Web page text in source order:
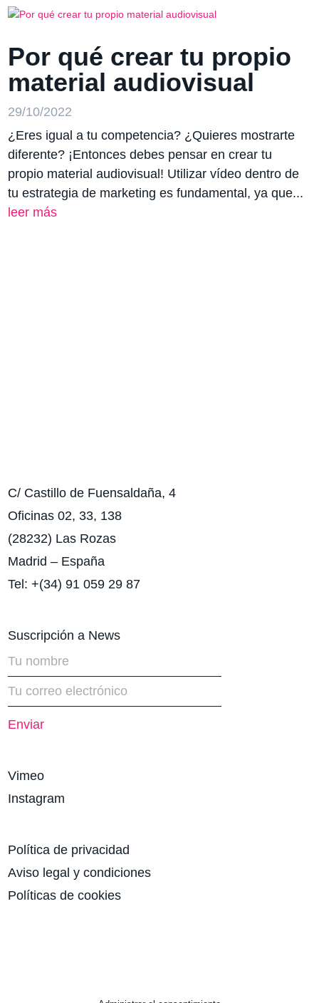
Por qué crear tu propio
material audiovisual
29/10/2022
¿Eres igual a tu competencia? ¿Quieres mostrarte
diferente? ¡Entonces debes pensar en crear tu
propio material audiovisual! Utilizar vídeo dentro de
tu estrategia de marketing es fundamental, ya que...
leer más
C/ Castillo de Fuensaldaña, 4
Oficinas 02, 33, 138
(28232) Las Rozas
Madrid – España
Tel: +(34) 91 059 29 87
Suscripción a News
Vimeo
Instagram
Política de privacidad
Aviso legal y condiciones
Políticas de cookies